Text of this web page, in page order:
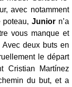
avec notamment
poteau,Junior n’a
vous manque et
deux buts en
le départ
Cristian Martínez
du but, et a